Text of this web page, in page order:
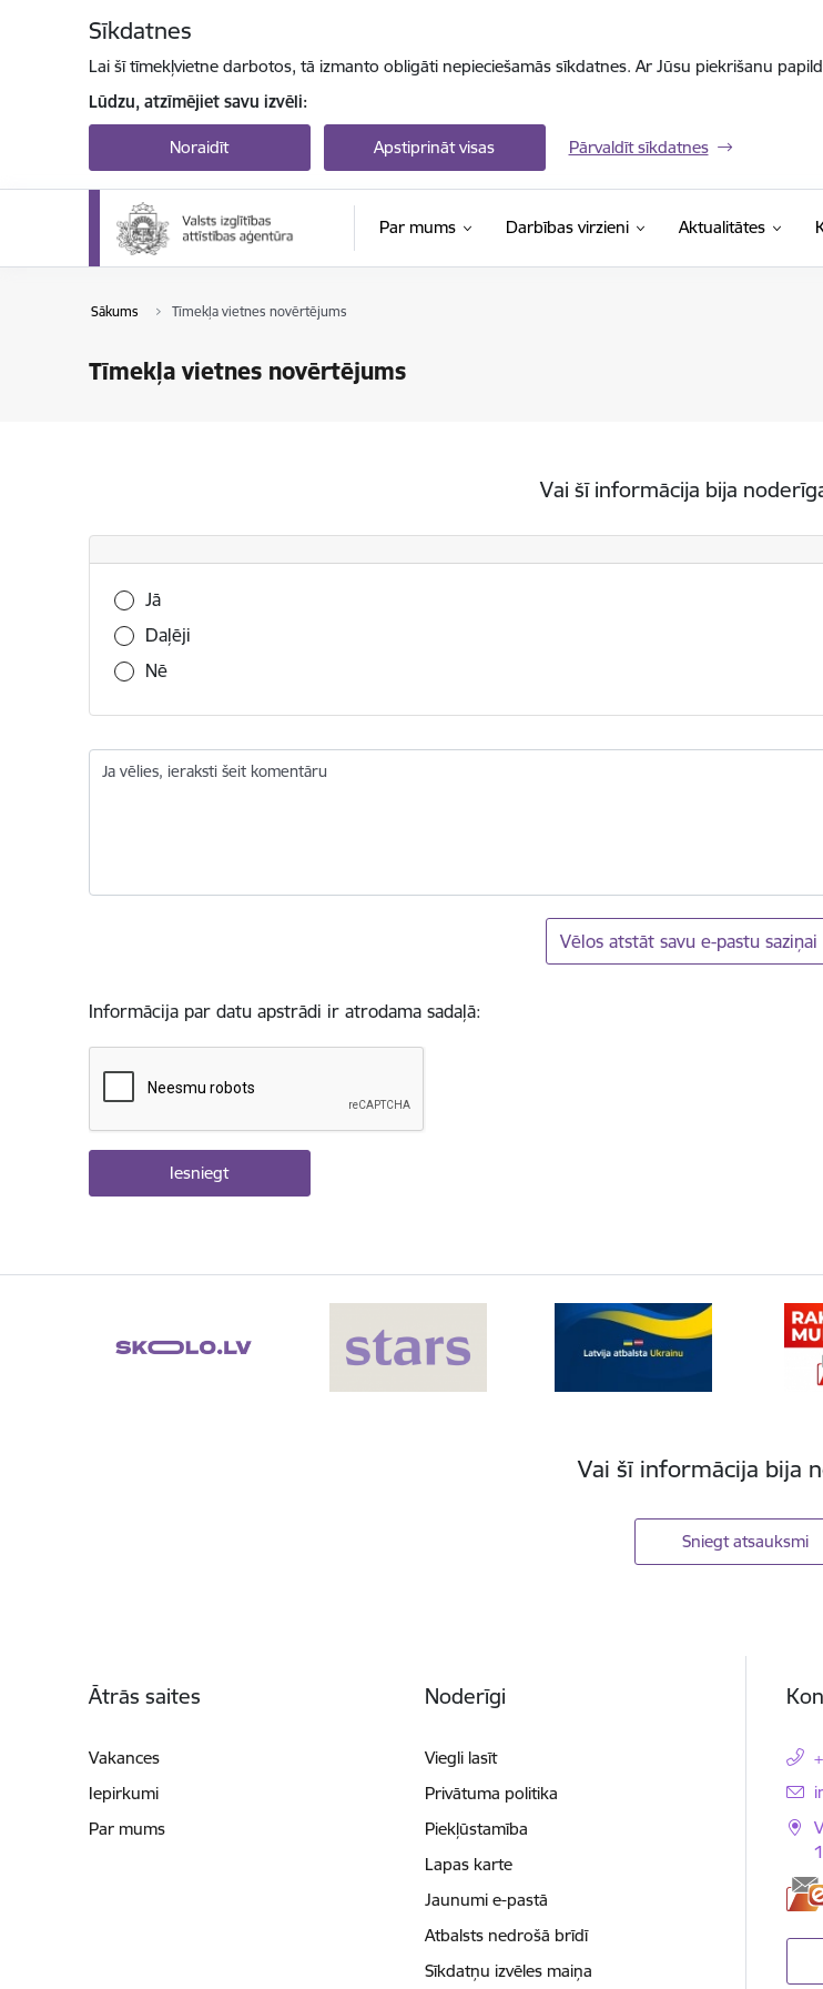
Sīkdatnes
Lai šī tīmekļvietne darbotos, tā izmanto obligāti nepieciešamās sīkdatnes. Ar Jūsu piekrišanu
Lūdzu, atzīmējiet savu izvēli:
Noraidīt Apstiprināt visas Pārvaldīt sīkdatnes
Par mums Darbības virzieni Aktualitātes
Sākums Tīmekļa vietnes novērtējums
Tīmekļa vietnes novērtējums
Vai šī informācija bija
Vai šī informācija bija noderīga?
Jā
Daļēji
Nē
Ja vēlies, ieraksti šeit komentāru
Vēlos atstāt savu e-pastu saziņai
Informācija par datu apstrādi ir atrodama sadaļā:
Vai šī informācija bija
Sniegt atsauksmi
Ātrās saites
Vakances
Iepirkumi
Par mums
Noderīgi
Viegli lasīt
Privātuma politika
Piekļūstamība
Lapas karte
Jaunumi e-pastā
Atbalsts nedrošā brīdī
Sīkdatņu izvēles maiņa